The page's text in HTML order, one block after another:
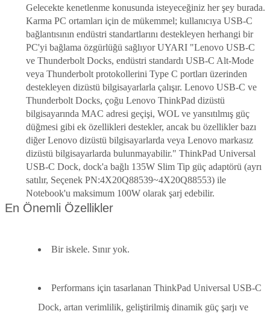
Gelecekte kenetlenme konusunda isteyeceğiniz her şey burada.
Karma PC ortamları için de mükemmel; kullanıcıya USB-C
bağlantısının endüstri standartlarını destekleyen herhangi bir
PC'yi bağlama özgürlüğü sağlıyor UYARI "Lenovo USB-C
ve Thunderbolt Docks, endüstri standardı USB-C Alt-Mode
veya Thunderbolt protokollerini Type C portları üzerinden
destekleyen dizüstü bilgisayarlarla çalışır. Lenovo USB-C ve
Thunderbolt Docks, çoğu Lenovo ThinkPad dizüstü
bilgisayarında MAC adresi geçişi, WOL ve yansıtılmış güç
düğmesi gibi ek özellikleri destekler, ancak bu özellikler bazı
diğer Lenovo dizüstü bilgisayarlarda veya Lenovo markasız
dizüstü bilgisayarlarda bulunmayabilir." ThinkPad Universal
USB-C Dock, dock'a bağlı 135W Slim Tip güç adaptörü (ayrı
satılır, Seçenek PN:4X20Q88539~4X20Q88553) ile
Notebook'u maksimum 100W olarak şarj edebilir.
En Önemli Özellikler
Bir iskele. Sınır yok.
Performans için tasarlanan ThinkPad Universal USB-C
Dock, artan verimlilik, geliştirilmiş dinamik güç şarjı ve